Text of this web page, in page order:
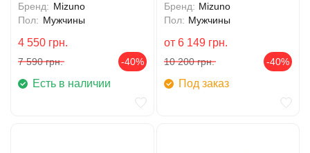
Бренд: Mizuno
Пол: Мужчины
4 550 грн.
7 590 грн. -40%
Есть в наличии
Бренд: Mizuno
Пол: Мужчины
от 6 149 грн.
10 200 грн. -40%
Под заказ